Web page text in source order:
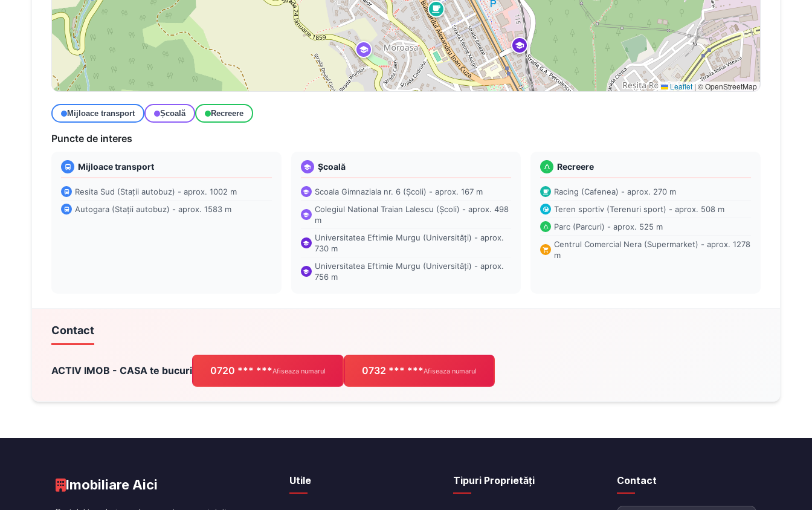
Leaflet | © OpenStreetMap
Mijloace transport Școală Recreere
Puncte de interes
Mijloace transport
Resita Sud (Stații autobuz) - aprox. 1002 m
Autogara (Stații autobuz) - aprox. 1583 m
Școală
Scoala Gimnaziala nr. 6 (Școli) - aprox. 167 m
Colegiul National Traian Lalescu (Școli) - aprox. 498
m
Universitatea Eftimie Murgu (Universități) - aprox.
730 m
Universitatea Eftimie Murgu (Universități) - aprox.
756 m
Recreere
Racing (Cafenea) - aprox. 270 m
Teren sportiv (Terenuri sport) - aprox. 508 m
Parc (Parcuri) - aprox. 525 m
Centrul Comercial Nera (Supermarket) - aprox. 1278
m
Contact
ACTIV IMOB - CASA te bucuri 0720 *** ***Afiseaza numarul 0732 *** ***Afiseaza numarul
Imobiliare Aici Utile Tipuri Proprietăți Contact